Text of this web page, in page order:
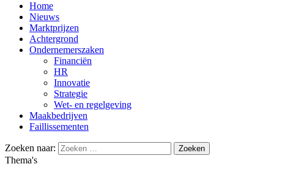
Home
Nieuws
Marktprijzen
Achtergrond
Ondernemerszaken
Financiën
HR
Innovatie
Strategie
Wet- en regelgeving
Maakbedrijven
Faillissementen
Zoeken naar:
Thema's